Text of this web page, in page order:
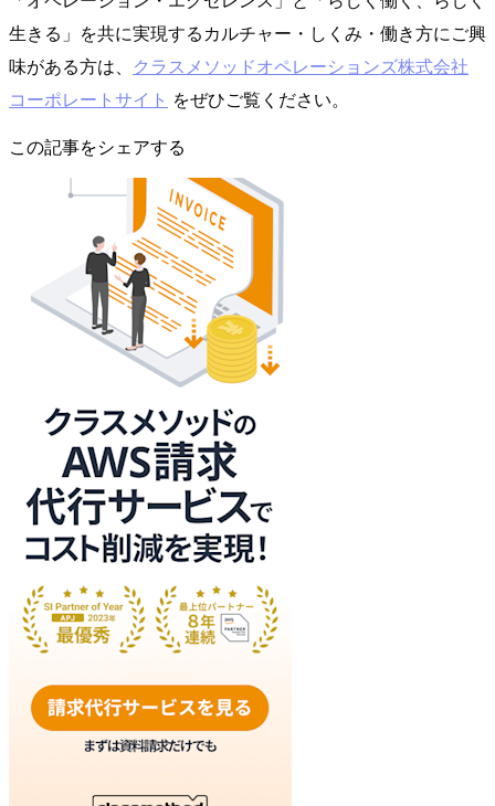
生きる」を共に実現するカルチャー・しくみ・働き方にご興
味がある方は、 クラスメソッドオペレーションズ株式会社
コーポレートサイト をぜひご覧ください。
この記事をシェアする